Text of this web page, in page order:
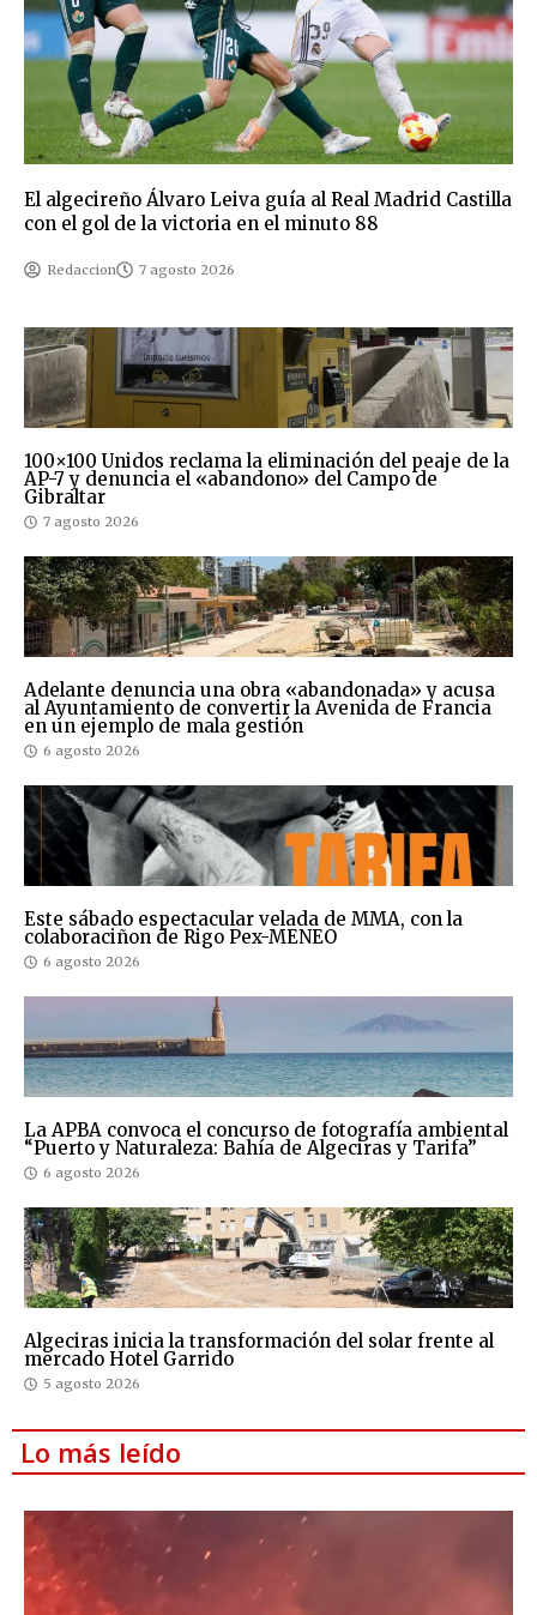
El algecireño Álvaro Leiva guía al Real Madrid Castilla
con el gol de la victoria en el minuto 88
Redaccion 7 agosto 2026
100×100 Unidos reclama la eliminación del peaje de la
AP-7 y denuncia el «abandono» del Campo de
Gibraltar
7 agosto 2026
Adelante denuncia una obra «abandonada» y acusa
al Ayuntamiento de convertir la Avenida de Francia
en un ejemplo de mala gestión
6 agosto 2026
Este sábado espectacular velada de MMA, con la
colaboraciñon de Rigo Pex-MENEO
6 agosto 2026
La APBA convoca el concurso de fotografía ambiental
“Puerto y Naturaleza: Bahía de Algeciras y Tarifa”
6 agosto 2026
Algeciras inicia la transformación del solar frente al
mercado Hotel Garrido
5 agosto 2026
Lo más leído